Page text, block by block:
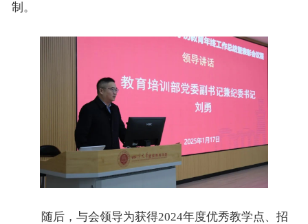
制。
随后，与会领导为获得2024年度优秀教学点、招